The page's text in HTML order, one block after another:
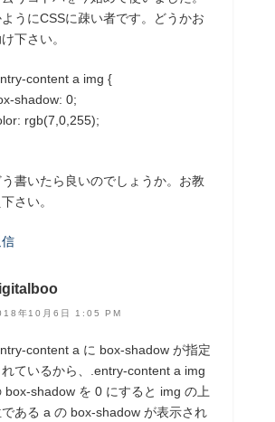
うにCSSに疎い者です。どうかお
下さい。
content a img {
shadow: 0;
rgb(7,0,255);
う書いたら良いのでしょうか。お教
さい。
年10月6日 1:05 PM
content a に box-shadow が指定
れているから、.entry-content a img
box-shadow を 0 にすると img の上
ある a の box-shadow が表示され